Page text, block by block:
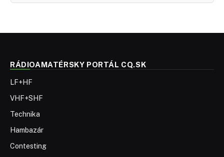
RÁDIOAMATÉRSKY PORTÁL CQ.SK
LF+HF
VHF+SHF
Technika
Hambazár
Contesting